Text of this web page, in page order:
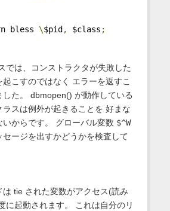
\$pid , $class ;
では、コンストラクタが失敗した
起こすのではなく エラーを返すこ
した。 dbmopen() が動作している
ラスは例外が起きることを 好まな
いからです。 グローバル変数 $^W
セージを出すかどうかを検査して
は tie された変数がアクセス(読み
に起動されます。 これは自分のリ